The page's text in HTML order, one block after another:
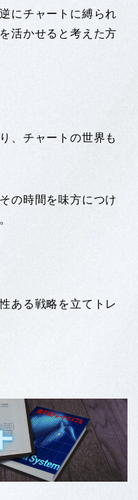
にチャートに縛られ
活かせると考えた方
、チャートの世界も
の時間を味方につけ
ある戦略を立てトレ